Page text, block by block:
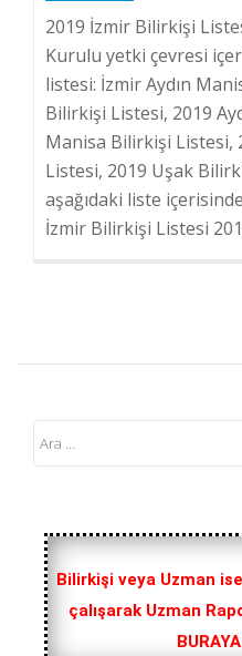
2019 İzmir Bilirkişi
Kurulu yetki çevresi
listesi: İzmir Aydın
Bilirkişi Listesi, 2019
Manisa Bilirkişi Listesi,
Listesi, 2019 Uşak
aşağıdaki liste
İzmir Bilirkişi Listesi
Bilirkişi veya Uzman
çalışarak Uzman